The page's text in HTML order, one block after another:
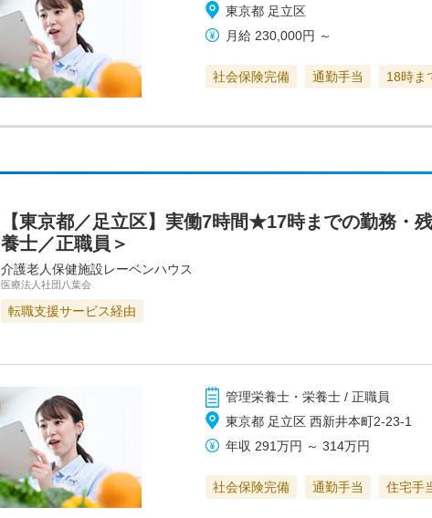
東京都 足立区
月給 230,000円 ～
社会保険完備 通勤手当 18時ま
【東京都／足立区】実働7時間★17時までの勤務・
養士／正職員＞
介護老人保健施設レーベンハウス
医療法人社団八葉会
転職支援サービス経由
管理栄養士・栄養士 / 正職員
東京都 足立区 西新井本町2-23-1
年収 291万円 ～314万円
社会保険完備 通勤手当 住宅手